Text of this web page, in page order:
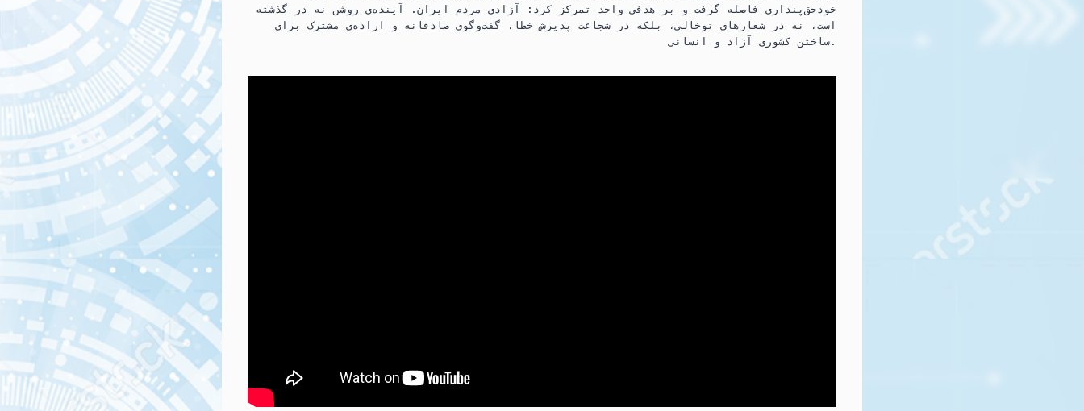
خودحق‌پنداری فاصله گرفت و بر هدفی واحد تمرکز کرد: آزادی مردم ایران. آینده‌ی روشن نه در گذشته
است، نه در شعارهای توخالی، بلکه در شجاعت پذیرش خطا، گفت‌وگوی صادقانه و اراده‌ی مشترک برای
ساختن کشوری آزاد و انسانی.